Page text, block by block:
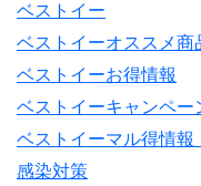
ベストイー
ベストイーオススメ商
ベストイーお得情報
ベストイーキャンペー
ベストイーマル得情報
感染対策